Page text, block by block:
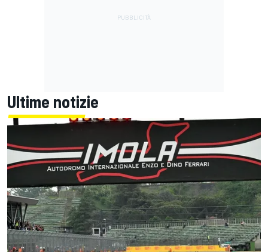
Ultime notizie